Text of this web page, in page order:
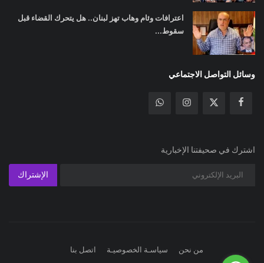
اعترافات وئام وهاب تهز لبنان.. هل يتحرك القضاء قبل
سقوط...
وسائل التواصل الاجتماعي
اشترك في صحيفتنا الإخبارية
الإشتراك
من نحن سياسـة الخصوصيـة اتصل بنا